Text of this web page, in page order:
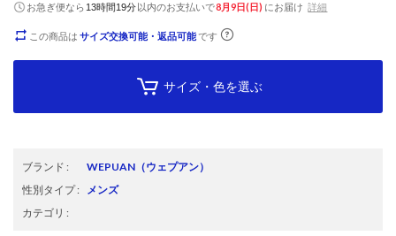
お急ぎ便なら 13時間19分以内のお支払いで8月9日(日) にお届け 詳細
この商品は サイズ交換可能・返品可能です
サイズ・色を選ぶ
ブランド : WEPUAN （ウェプアン）
性別タイプ:
メンズ
カテゴリ :